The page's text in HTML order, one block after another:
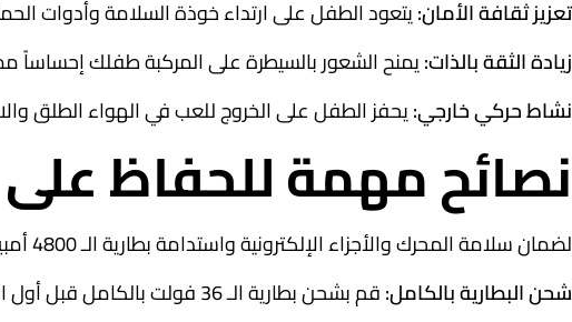
تعزيز ثقافة الأمان:يتعود الطفل على ارتداء خوذة السلامة وأدوات
زيادة الثقة بالذات:يمنح الشعور بالسيطرة على المركبة طفلك إحساساً
نشاط حركي خارجي:يحفز الطفل على الخروج للعب في الهواء الطلق
نصائح مهمة للحفاظ على
لضمان سلامة المحرك والأجزاء الإلكترونية واستدامة بطارية الـ 4800 أمبير، نوصي باتباع الإرشادات التالية:
شحن البطارية بالكامل:قم بشحن بطارية الـ 36 فولت بالكامل قبل أول استخدام، وتجنب تركها فارغة تماماً لفترات طويلة.